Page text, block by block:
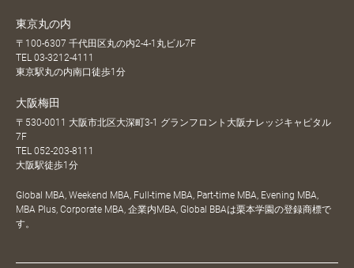
東京丸の内
〒100-6307 千代田区丸の内2-4-1丸ビル7F
TEL 03-3212-4111
東京駅丸の内南口徒歩1分
大阪梅田
〒530-0011 大阪市北区大深町3-1 グランフロント大阪ナレッジキャピタル
7F
TEL 052-203-8111
大阪駅徒歩1分
Global MBA, Weekend MBA, Full-time MBA, Part-time MBA, Evening MBA,
MBA Plus, Corporate MBA, 企業内MBA, Global BBAは栗本学園の登録商標で
す。